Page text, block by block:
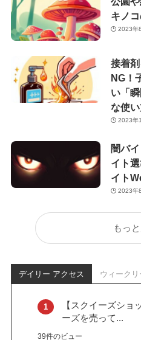
キノ
2023年
接着
NG！
い「
な使
2023年
闇バ
イト
イト
2023年
もっ
デイリー アクセス ウィーク
【スクイーズショ
ーズを売って...
39件のビュー